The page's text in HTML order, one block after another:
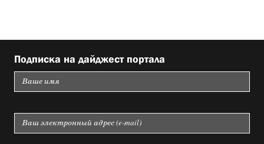
Подписка на дайджест портала